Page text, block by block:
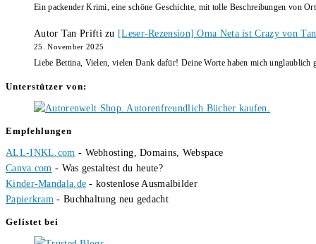
Ein packender Krimi, eine schöne Geschichte, mit tolle Beschreibungen von
Autor Tan Priftizu [Leser-Rezension] Oma Neta ist Crazy von
25. November 2025
Liebe Bettina, Vielen, vielen Dank dafür! Deine Worte haben mich unglaublich
Unterstützer von:
Empfehlungen
ALL-INKL.com - Webhosting, Domains, Webspace
Canva.com - Was gestaltest du heute?
Kinder-Mandala.de - kostenlose Ausmalbilder
Papierkram - Buchhaltung neu gedacht
Gelistet bei